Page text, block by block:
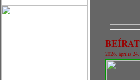
2026. április 24.